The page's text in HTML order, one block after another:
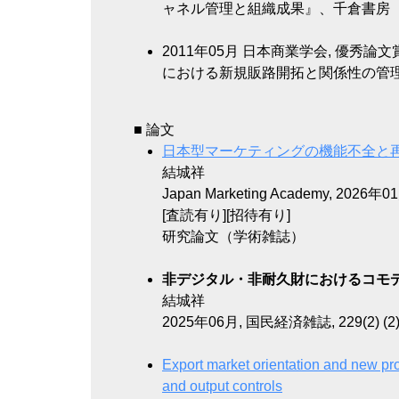
ャネル管理と組織成果』、千倉書房
2011年05月
日本商業学会, 優秀論
における新規販路開拓と関係性の管
■ 論文
日本型マーケティングの機能不全と
結城祥
Japan Marketing Academy, 2026年
[査読有り][招待有り]
研究論文（学術雑誌）
非デジタル・非耐久財におけるコモ
結城祥
2025年06月, 国民経済雑誌, 229(2)
Export market orientation and new
and output controls